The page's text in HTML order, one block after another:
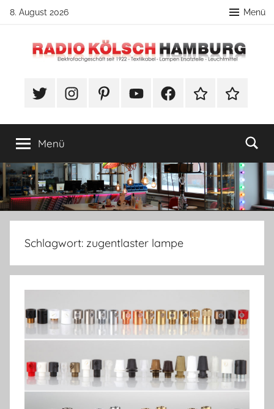
Zum
springen
8. August 2026 Menü
Radio
Hamburg
Lampenbau
#TwitterInstagramPinterestYouTubeFacebookTikTok Webshop
Menü
Schlagwort: zugentlaster lampe